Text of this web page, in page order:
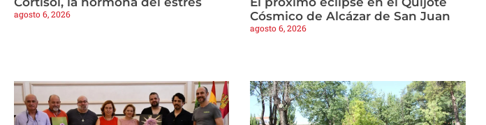
agosto 6, 2026
Cósmico de Alcázar de San Juan
agosto 6, 2026